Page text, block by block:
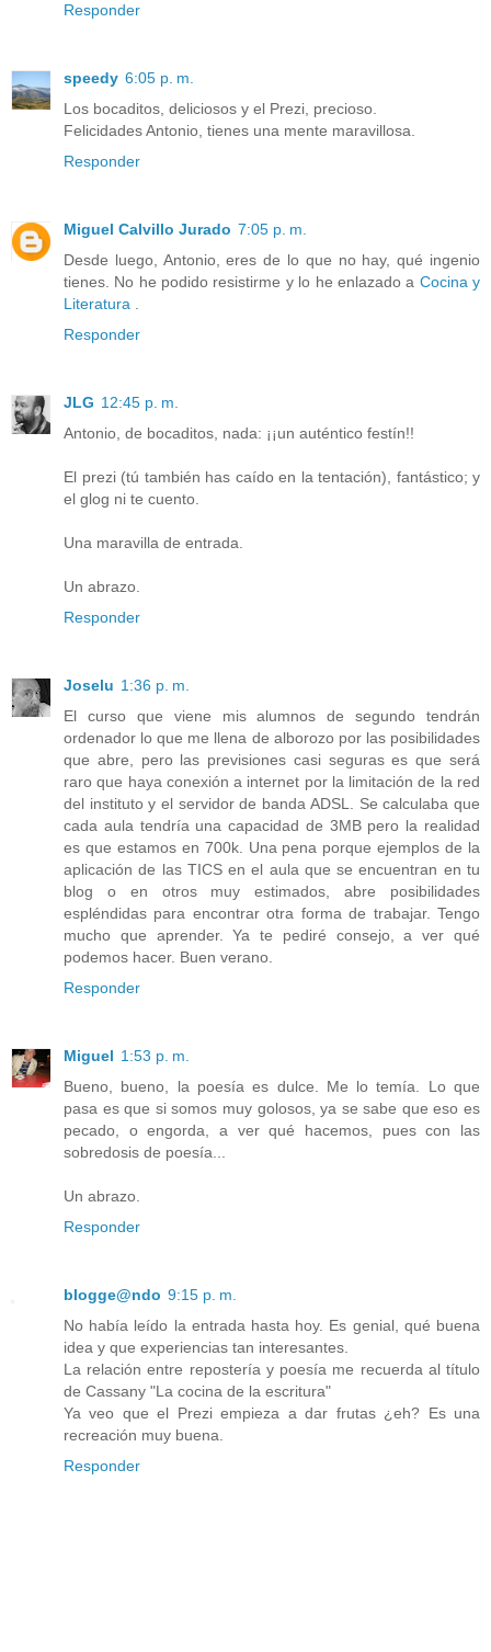
Responder
speedy 6:05 p. m.
Los bocaditos, deliciosos y el Prezi, precioso.
Felicidades Antonio, tienes una mente maravillosa.
Responder
Miguel Calvillo Jurado 7:05 p. m.
Desde luego, Antonio, eres de lo que no hay, qué ingenio
tienes. No he podido resistirme y lo he enlazado a Cocina y
Literatura
Responder
JLG 12:45 p. m.
Antonio, de bocaditos, nada: ¡¡un auténtico festín!!
El prezi (tú también has caído en la tentación), fantástico; y
el glog ni te cuento.
Una maravilla de entrada.
Un abrazo.
Responder
Joselu 1:36 p. m.
El curso que viene mis alumnos de segundo tendrán
ordenador lo que me llena de alborozo por las posibilidades
que abre, pero las previsiones casi seguras es que será
raro que haya conexión a internet por la limitación de la red
del instituto y el servidor de banda ADSL. Se calculaba que
cada aula tendría una capacidad de 3MB pero la realidad
es que estamos en 700k. Una pena porque ejemplos de la
aplicación de las TICS en el aula que se encuentran en tu
blog o en otros muy estimados, abre posibilidades
espléndidas para encontrar otra forma de trabajar. Tengo
mucho que aprender. Ya te pediré consejo, a ver qué
podemos hacer. Buen verano.
Responder
Miguel 1:53 p. m.
Bueno, bueno, la poesía es dulce. Me lo temía. Lo que
pasa es que si somos muy golosos, ya se sabe que eso es
pecado, o engorda, a ver qué hacemos, pues con las
sobredosis de poesía...
Un abrazo.
Responder
blogge@ndo 9:15 p. m.
No había leído la entrada hasta hoy. Es genial, qué buena
idea y que experiencias tan interesantes.
La relación entre repostería y poesía me recuerda al título
de Cassany "La cocina de la escritura"
Ya veo que el Prezi empieza a dar frutas ¿eh? Es una
recreación muy buena.
Responder